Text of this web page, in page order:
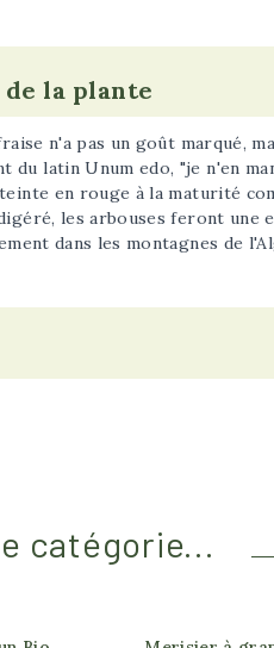
la plante
n'a pas un goût marqué,
du latin Unum edo, "je n'en
en rouge à la maturité
les arbouses feront une
dans les montagnes de
catégorie...